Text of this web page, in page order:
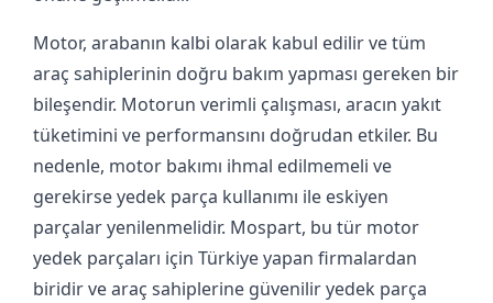
Motor, arabanın kalbi olarak kabul edilir ve tüm
araç sahiplerinin doğru bakım yapması gereken bir
bileşendir. Motorun verimli çalışması, aracın yakıt
tüketimini ve performansını doğrudan etkiler. Bu
nedenle, motor bakımı ihmal edilmemeli ve
gerekirse yedek parça kullanımı ile eskiyen
parçalar yenilenmelidir. Mospart, bu tür motor
yedek parçaları için Türkiye yapan firmalardan
biridir ve araç sahiplerine güvenilir yedek parça